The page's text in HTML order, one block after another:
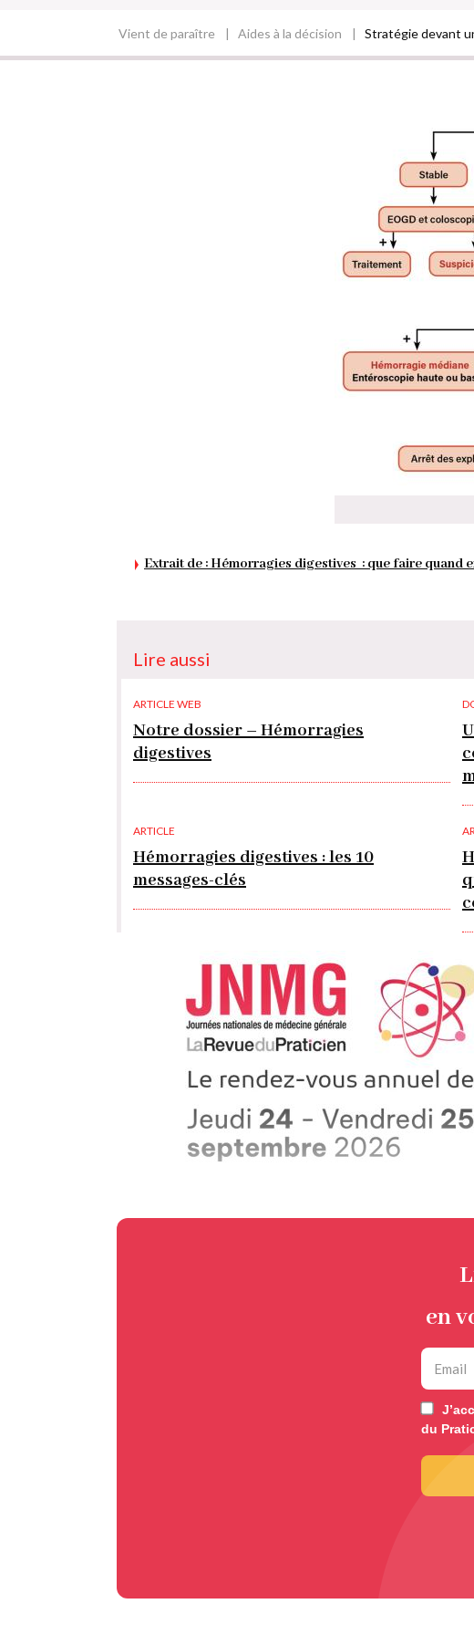
Vient de paraître Aides à la décision Stratégie devant
Extrait de : Hémorragies digestives : que faire quand
Lire aussi
ARTICLE WEB
Notre dossier – Hémorragies
digestives
ARTICLE
Hémorragies digestives : les 10
messages-clés
en
du